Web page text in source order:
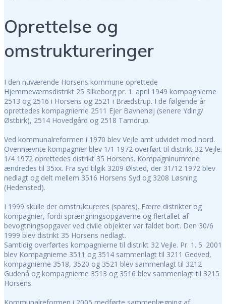
Oprettelse og
omstruktureringer
I den nuværende Horsens kommune oprettede
Hjemmeværnsdistrikt 25 Silkeborg pr. 1. april 1949 kompagnierne
2513 og 2516 i Horsens og 2521 i Brædstrup. I de følgende år
oprettedes kompagnierne 2511 Ejer Bavnehøj (senere Yding/
Østbirk), 2514 Hovedgård og 2518 Tamdrup.
Ved kommunalreformen i 1970 blev Vejle amt udvidet mod nord.
Ovennævnte kompagnier blev 1/1 1972 overført til distrikt 32 Vejle.
1/4 1972 oprettedes distrikt 35 Horsens. Kompagninumrene
ændredes til 35xx. Fra syd tilgik 3209 Ølsted, der 31/12 1972 blev
nedlagt og delt mellem 3516 Horsens Syd og 3208 Løsning
(Hedensted).
I 1999 skulle der omstruktureres (spares). Færre distrikter og
kompagnier, fordi sprængningsopgaverne og flertallet af
bevogtningsopgaver ved civile objekter var faldet bort. Den 30/6
1999 blev distrikt 35 Horsens nedlagt.
Samtidig overførtes kompagnierne til distrikt 32 Vejle. Pr. 1. 5. 2001
blev Kompagnierne 3511 og 3514 sammenlagt til 3211 Gedved,
kompagnierne 3518, 3520 og 3521 blev sammenlagt til 3212
Gudenå og kompagnierne 3513 og 3516 blev sammenlagt til 3215
Horsens.